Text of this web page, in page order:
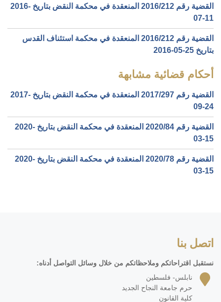
القضية رقم ‎212‏/‎2016‏ المنعقدة في محكمة النقض بتاريخ ‎2016-
07-11‏
القضية رقم ‎212‏/‎2016‏ المنعقدة في محكمة استئناف القدس
بتاريخ ‎2016-05-25‏
أحكام قضائية مشابهة
القضية رقم ‎297‏/‎2017‏ المنعقدة في محكمة النقض بتاريخ ‎2017-
09-24‏
القضية رقم ‎84‏/‎2020‏ المنعقدة في محكمة النقض بتاريخ ‎2020-
03-15‏
القضية رقم ‎78‏/‎2020‏ المنعقدة في محكمة النقض بتاريخ ‎2020-
03-15‏
اتصل بنا
نستقبل اقتراحاتكم وملاحظاتكم من خلال وسائل التواصل أدناه:
نابلس- فلسطين
حرم جامعة النجاح الجديد
كلية القانون